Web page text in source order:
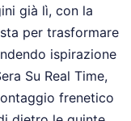
già lì, con la
per trasformare
ispirazione
Su Real Time,
frenetico